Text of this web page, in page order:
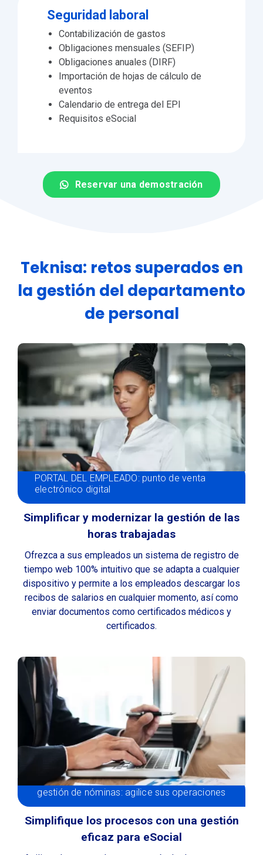
Seguridad laboral
Contabilización de gastos
Obligaciones mensuales (SEFIP)
Obligaciones anuales (DIRF)
Importación de hojas de cálculo de
eventos
Calendario de entrega del EPI
Requisitos eSocial
Reservar una demostración
Teknisa: retos superados en
la gestión del departamento
de personal
PORTAL DEL EMPLEADO: punto de venta
electrónico digital
Simplificar y modernizar la gestión de las
horas trabajadas
Ofrezca a sus empleados un sistema de registro de
tiempo web 100% intuitivo que se adapta a cualquier
dispositivo y permite a los empleados descargar los
recibos de salarios en cualquier momento, así como
enviar documentos como certificados médicos y
certificados.
gestión de nóminas: agilice sus operaciones
Simplifique los procesos con una gestión
eficaz para eSocial